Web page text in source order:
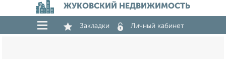
ЖУКОВСКИЙ НЕДВИЖИМОСТЬ
Закладки Личный кабинет